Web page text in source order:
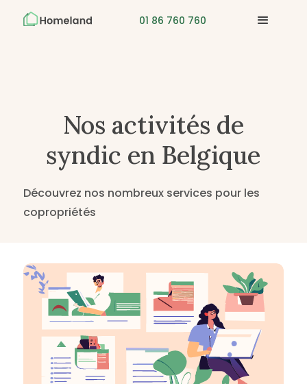
01 86 760 760
Nos activités de
syndic en Belgique
Découvrez nos nombreux services pour les
copropriétés